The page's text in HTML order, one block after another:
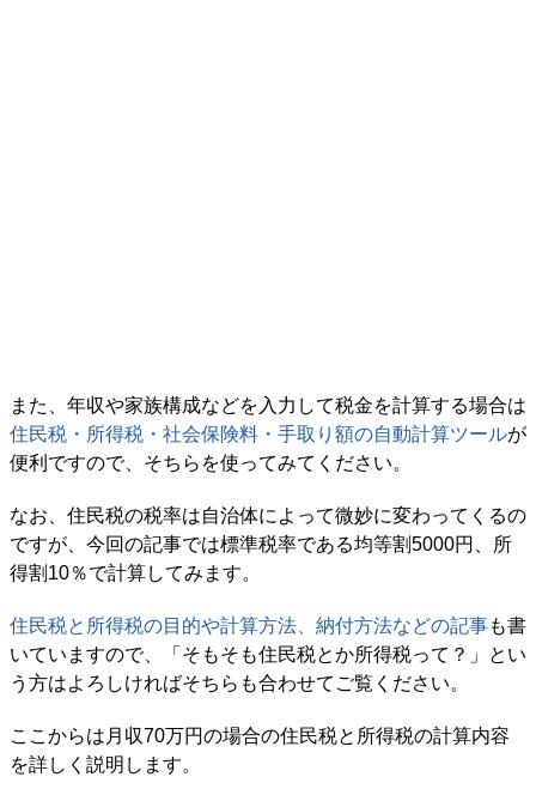
また、年収や家族構成などを入力して税金を計算する場合は
住民税・所得税・社会保険料・手取り額の自動計算ツールが
便利ですので、そちらを使ってみてください。
なお、住民税の税率は自治体によって微妙に変わってくるの
ですが、今回の記事では標準税率である均等割5000円、所
得割10％で計算してみます。
住民税と所得税の目的や計算方法、納付方法などの記事も書
いていますので、「そもそも住民税とか所得税って？」とい
う方はよろしければそちらも合わせてご覧ください。
ここからは月収70万円の場合の住民税と所得税の計算内容
を詳しく説明します。